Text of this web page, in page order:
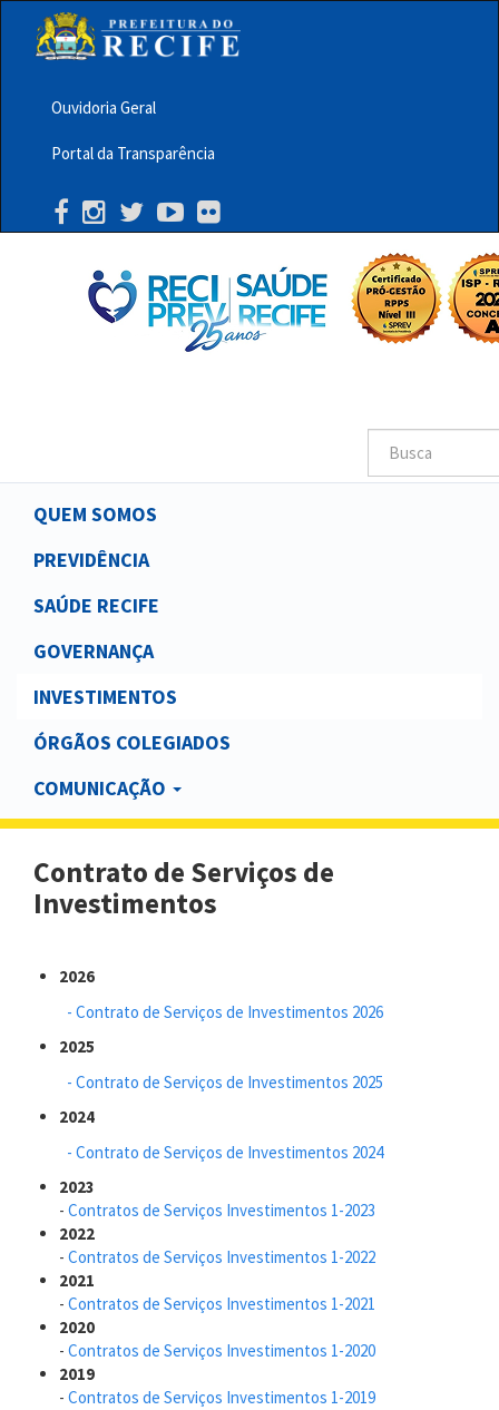
principalMenu
Barra
Topo
PCR
Ouvidoria Geral
Portal da Transparência
Buscar
Main
navigation
QUEM SOMOS
PREVIDÊNCIA
SAÚDE RECIFE
GOVERNANÇA
INVESTIMENTOS
ÓRGÃOS COLEGIADOS
COMUNICAÇÃO
Contrato de Serviços de
Investimentos
2026
- Contrato de Serviços de Investimentos 2026
2025
- Contrato de Serviços de Investimentos 2025
2024
- Contrato de Serviços de Investimentos 2024
2023
- Contratos de Serviços Investimentos 1-2023
2022
- Contratos de Serviços Investimentos 1-2022
2021
- Contratos de Serviços Investimentos 1-2021
2020
- Contratos de Serviços Investimentos 1-2020
2019
- Contratos de Serviços Investimentos 1-2019